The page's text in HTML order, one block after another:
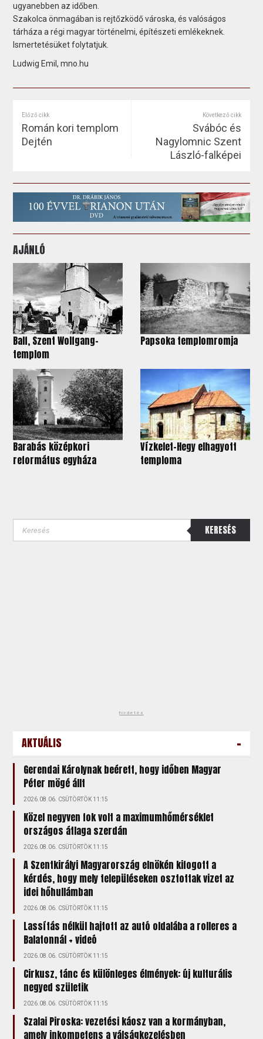
ugyanebben az időben.
Szakolca önmagában is rejtőzködő városka, és valóságos
tárháza a régi magyar történelmi, építészeti emlékeknek.
Ismertetésüket folytatjuk.
Ludwig Emil, mno.hu
Előző cikk
Román kori templom
Dejtén
Következő cikk
Svábóc és
Nagylomnic Szent
László-falképei
AJÁNLÓ
Balf, Szent Wolfgang-
templom
Papsoka templomromja
Barabás középkori
református egyháza
Vízkelet-Hegy elhagyott
temploma
KERESÉS
hirdetés
AKTUÁLIS -
Gerendai Károlynak beérett, hogy időben Magyar
Péter mögé állt
2026.08.06. CSÜTÖRTÖK 11:15
Közel negyven fok volt a maximumhőmérséklet
országos átlaga szerdán
2026.08.06. CSÜTÖRTÖK 11:15
A Szentkirályi Magyarország elnökén kifogott a
kérdés, hogy mely településeken osztottak vizet az
idei hőhullámban
2026.08.06. CSÜTÖRTÖK 11:15
Lassítás nélkül hajtott az autó oldalába a rolleres a
Balatonnál + videó
2026.08.06. CSÜTÖRTÖK 11:15
Cirkusz, tánc és különleges élmények: új kulturális
negyed születik
2026.08.06. CSÜTÖRTÖK 11:15
Szalai Piroska: vezetési káosz van a kormányban,
amely inkompetens a válságkezelésben